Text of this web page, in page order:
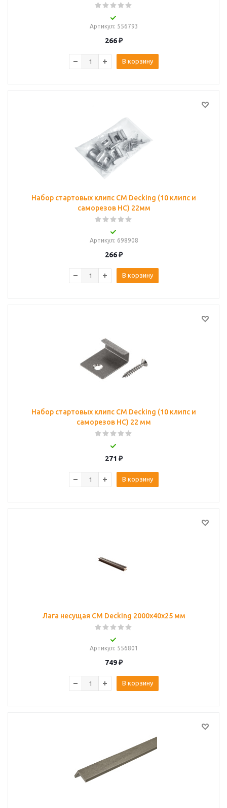
Артикул: 556793
266₽
В корзину
Набор стартовых клипс CM Decking (10 клипс и
саморезов НС) 22мм
Артикул: 698908
266₽
В корзину
Набор стартовых клипс CM Decking (10 клипс и
саморезов НС) 22 мм
271 ₽
В корзину
Лага несущая CM Decking 2000х40х25 мм
Артикул: 556801
749₽
В корзину